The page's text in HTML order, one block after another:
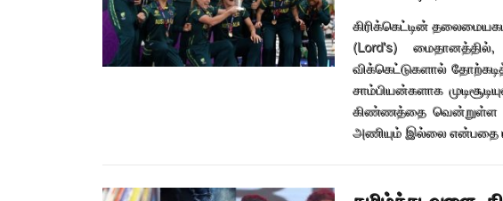
கிரிக்கெட்டின்
(Lord's)
விக்கெட்டுகளால்
சாம்பியன்களாக
கிண்ணத்தை வென்றுள்ள
அணியும் இல்லை என்பதை